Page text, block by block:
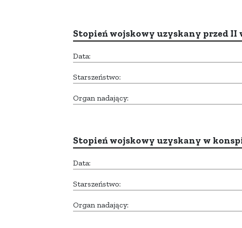
Stopień wojskowy uzyskany przed II
Data:
Starszeństwo:
Organ nadający:
Stopień wojskowy uzyskany w
Data:
Starszeństwo:
Organ nadający: